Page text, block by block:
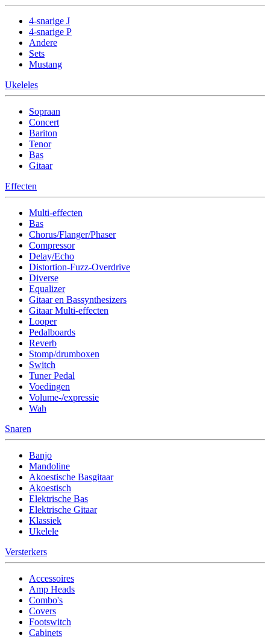
4-snarige J
4-snarige P
Andere
Sets
Mustang
Ukeleles
Sopraan
Concert
Bariton
Tenor
Bas
Gitaar
Effecten
Multi-effecten
Bas
Chorus/Flanger/Phaser
Compressor
Delay/Echo
Distortion-Fuzz-Overdrive
Diverse
Equalizer
Gitaar en Bassynthesizers
Gitaar Multi-effecten
Looper
Pedalboards
Reverb
Stomp/drumboxen
Switch
Tuner Pedal
Voedingen
Volume-/expressie
Wah
Snaren
Banjo
Mandoline
Akoestische Basgitaar
Akoestisch
Elektrische Bas
Elektrische Gitaar
Klassiek
Ukelele
Versterkers
Accessoires
Amp Heads
Combo's
Covers
Footswitch
Cabinets